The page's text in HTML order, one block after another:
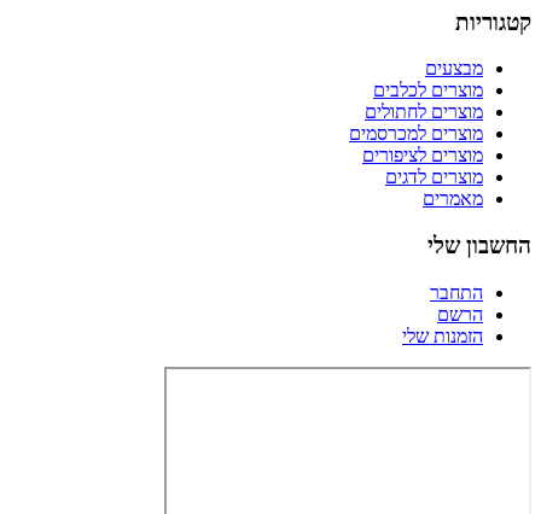
קטגוריות
מבצעים
מוצרים לכלבים
מוצרים לחתולים
מוצרים למכרסמים
מוצרים לציפורים
מוצרים לדגים
מאמרים
החשבון שלי
התחבר
הרשם
הזמנות שלי